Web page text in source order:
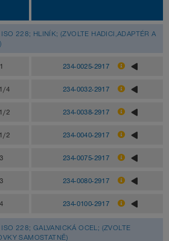
228; HLINÍK; (ZVOLTE HADICI,ADAPTÉR A
234-0025-2917
4 234-0032-2917
2 234-0038-2917
2 234-0040-2917
234-0075-2917
234-0080-2917
234-0100-2917
228; GALVANICKÁ OCEL; (ZVOLTE
SAMOSTATNĚ)